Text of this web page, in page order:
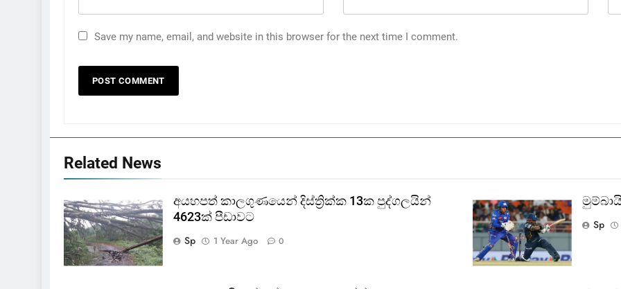
Save my name, email, and website in this browser for the next time I comment.
Related News
අයහපත් කාලගුණයෙන් දිස්ත්‍රික්ක 13ක පුද්ගලයින්
4623ක් පීඩාවට
Sp
1 Year Ago 0
Sp